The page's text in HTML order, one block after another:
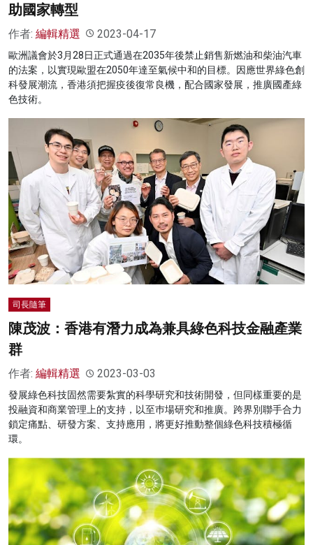
助國家轉型
作者: 編輯精選 2023-04-17
歐洲議會於3月28日正式通過在2035年後禁止銷售新燃油和柴油汽車
的法案，以實現歐盟在2050年達至氣候中和的目標。因應世界綠色創
科發展潮流，香港須把握疫後復常良機，配合國家發展，推廣國產綠
色技術。
司長隨筆
陳茂波：香港有潛力成為兼具綠色科技金融產業
群
作者: 編輯精選 2023-03-03
發展綠色科技固然需要紮實的科學研究和技術開發，但同樣重要的是
投融資和商業管理上的支持，以至巿場研究和推廣。跨界別聯手合力
鎖定痛點、研發方案、支持應用，將更好推動整個綠色科技積極循
環。